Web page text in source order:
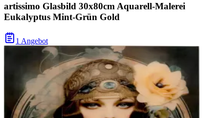
artissimo Glasbild 30x80cm Aquarell-Malerei
Eukalyptus Mint-Grün Gold
1 Angebot